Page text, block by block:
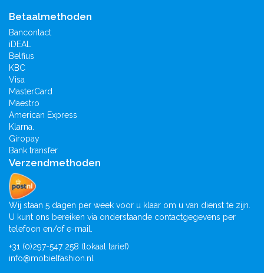
Betaalmethoden
Bancontact
iDEAL
Belfius
KBC
Visa
MasterCard
Maestro
American Express
Klarna.
Giropay
Bank transfer
Verzendmethoden
Wij staan 5 dagen per week voor u klaar om u van dienst te zijn.
U kunt ons bereiken via onderstaande contactgegevens per
telefoon en/of e-mail.
+31 (0)297-547 258 (lokaal tarief)
info@mobielfashion.nl